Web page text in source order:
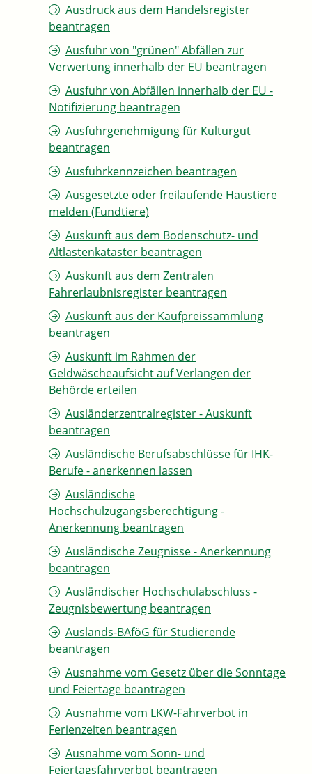
Ausdruck aus dem Handelsregister
beantragen
Ausfuhr von "grünen" Abfällen zur
Verwertung innerhalb der EU beantragen
Ausfuhr von Abfällen innerhalb der EU -
Notifizierung beantragen
Ausfuhrgenehmigung für Kulturgut
beantragen
Ausfuhrkennzeichen beantragen
Ausgesetzte oder freilaufende Haustiere
melden (Fundtiere)
Auskunft aus dem Bodenschutz- und
Altlastenkataster beantragen
Auskunft aus dem Zentralen
Fahrerlaubnisregister beantragen
Auskunft aus der Kaufpreissammlung
beantragen
Auskunft im Rahmen der
Geldwäscheaufsicht auf Verlangen der
Behörde erteilen
Ausländerzentralregister - Auskunft
beantragen
Ausländische Berufsabschlüsse für IHK-
Berufe - anerkennen lassen
Ausländische
Hochschulzugangsberechtigung -
Anerkennung beantragen
Ausländische Zeugnisse - Anerkennung
beantragen
Ausländischer Hochschulabschluss -
Zeugnisbewertung beantragen
Auslands-BAföG für Studierende
beantragen
Ausnahme vom Gesetz über die Sonntage
und Feiertage beantragen
Ausnahme vom LKW-Fahrverbot in
Ferienzeiten beantragen
Ausnahme vom Sonn- und
Feiertagsfahrverbot beantragen